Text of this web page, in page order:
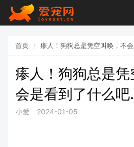
首页 瘆人！狗狗总是凭空叫唤，不
瘆人！狗狗总是
会是看到了什么吧
小爱 2024-01-05